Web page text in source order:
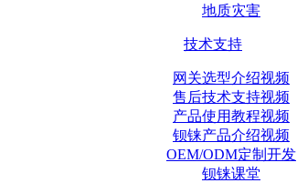
地质灾害
技术支持
网关选型介绍视频
售后技术支持视频
产品使用教程视频
钡铼产品介绍视频
OEM/ODM定制开发
钡铼课堂